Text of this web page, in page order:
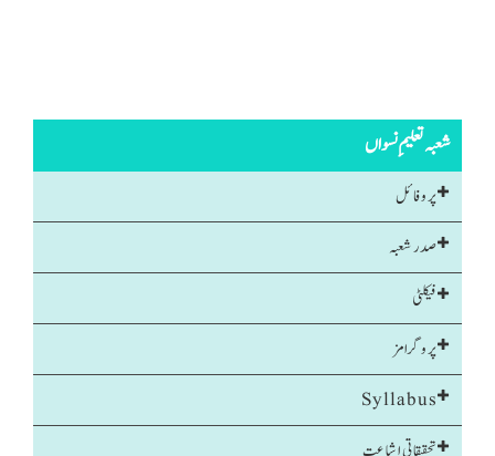
شعبہ تعلیمِ نسواں
پروفائل
صدر شعبہ
فیکلٹی
پروگرامز
Syllabus